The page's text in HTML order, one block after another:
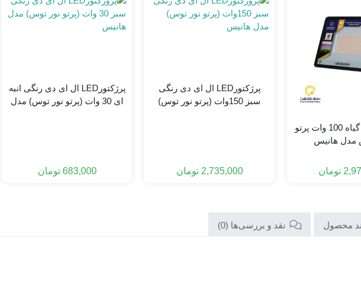
پرژکتور رشد گیاه 100 وات پرتو
مدل هانیس
تومان
پرژکتورLED ال ای دی رنگی
سبز 150وات (پرتو نور توس)
2,735,000 تومان
پرژکتورLED ال ای دی رنگی انبه
ای 30 وات (پرتو نور توس) مدل
683,000 تومان
محصول نقد و بررسی‌ها (0)